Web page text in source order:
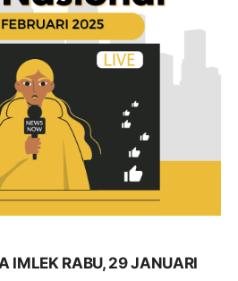
IMLEK RABU, 29 JANUARI